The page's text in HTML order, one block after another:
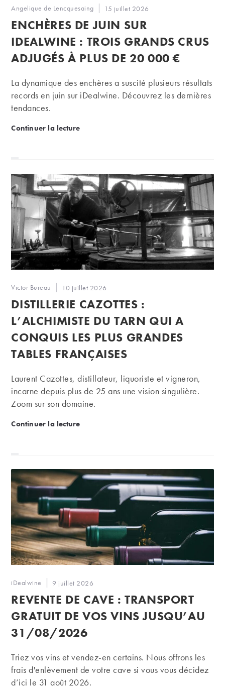
Auteur/autrice
la
publication :
Angelique de Lencquesaing
Publication
publiée :
15 juillet 2026
ENCHÈRES DE JUIN SUR
IDEALWINE : TROIS GRANDS CRUS
ADJUGÉS À PLUS DE 20 000 €
La dynamique des enchères a suscité plusieurs résultats
records en juin sur iDealwine. Découvrez les dernières
tendances.
Continuer la lectureEnchères de juin sur iDealwine : trois grands crus
Auteur/autrice
la
publication :
Victor Bureau
Publication
publiée :
10 juillet 2026
DISTILLERIE CAZOTTES :
L’ALCHIMISTE DU TARN QUI A
CONQUIS LES PLUS GRANDES
TABLES FRANÇAISES
Laurent Cazottes, distillateur, liquoriste et vigneron,
incarne depuis plus de 25 ans une vision singulière.
Zoom sur son domaine.
Continuer la lectureDistillerie Cazottes : l’alchimiste du Tarn qui a
Auteur/autrice
la
publication :
iDealwine
Publication
publiée :
9 juillet 2026
REVENTE DE CAVE : TRANSPORT
GRATUIT DE VOS VINS JUSQU’AU
31/08/2026
Triez vos vins et vendez-en certains. Nous offrons les
frais d'enlèvement de votre cave si vous vous décidez
d’ici le 31 août 2026.